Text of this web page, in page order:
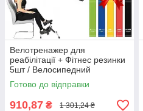
Велотренажер для
реабілітації + Фітнес резинки
5шт / Велосипедний
тренажер / Тренажер
велосипед
Готово до відправки
910,87 ₴ 1 301,24 ₴